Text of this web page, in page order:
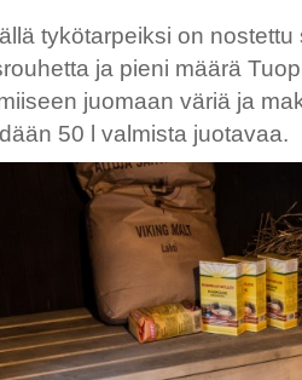
tykötarpeiksi on
ja pieni määrä
juomaan väriä ja
50 l valmista juotavaa.